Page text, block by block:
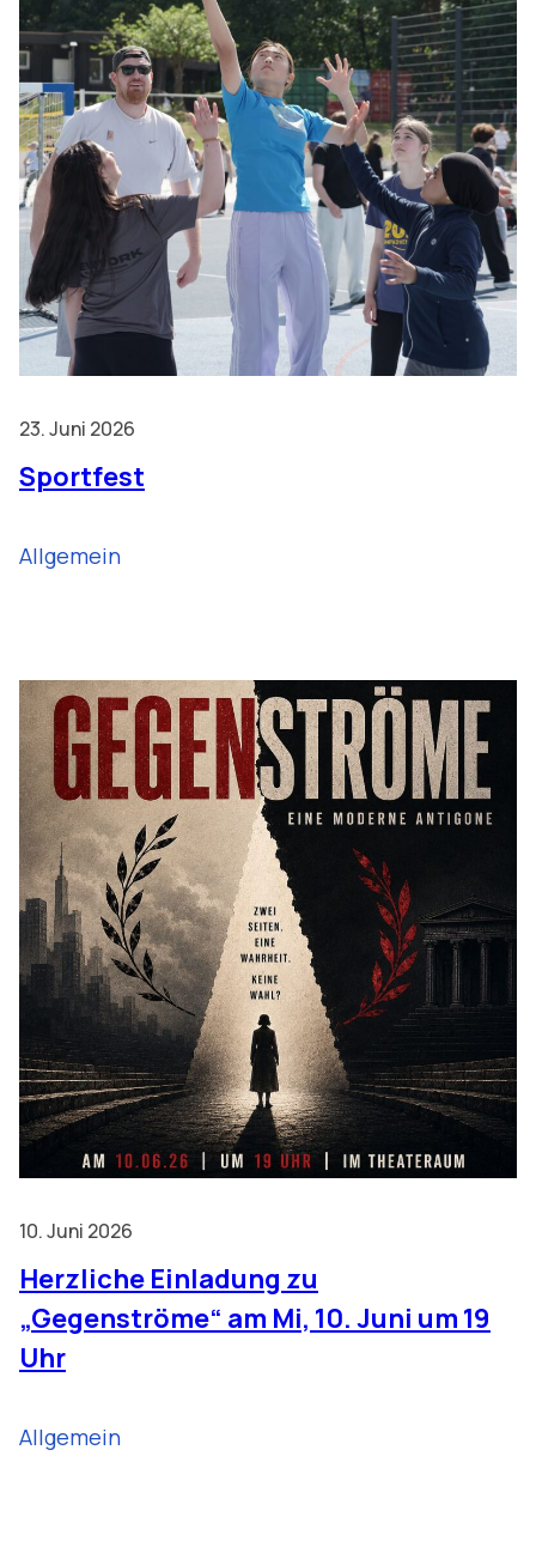
23. Juni 2026
Sportfest
Allgemein
10. Juni 2026
Herzliche Einladung zu
„Gegenströme“ am Mi, 10. Juni um 19
Uhr
Allgemein